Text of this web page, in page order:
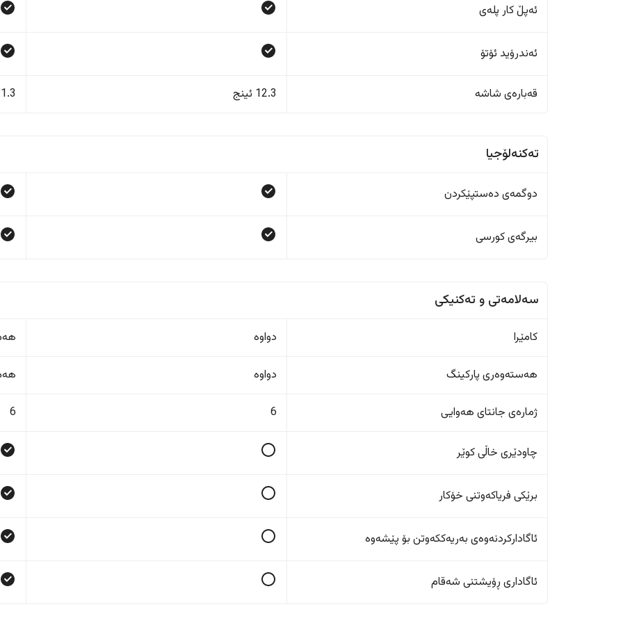
ئەپڵ کار پلەی
ئەندرۆید ئۆتۆ
قەبارەی شاشە 12.3 ئینج 11.3
تەکنەلۆجیا
دوگمەی دەستپێکردن
بیرگەی کورسی
سەلامەتی و تەکنیکی
کامێرا دواوە
هەستەوەری پارکینگ دواوە
ژمارەی جانتای هەوایی 6
6
چاودێری خاڵی کوێر
برێکی فریاکەوتنی خۆکار
ئاگادارکردنەوەی بەریەککەوتن بۆ پێشەوە
ئاگاداری ڕۆیشتنی شەقام